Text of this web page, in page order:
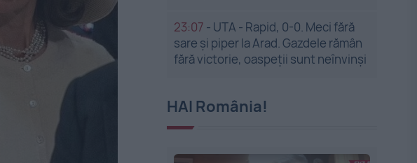
23:07 - UTA - Rapid, 0-0. Meci fără
sare și piper la Arad. Gazdele rămân
fără victorie, oaspeții sunt neînvinși
HAI România!